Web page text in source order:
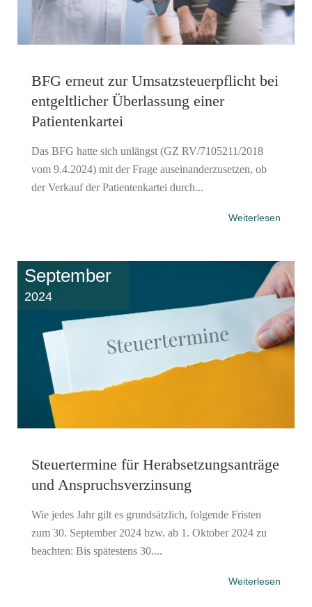
BFG erneut zur Umsatzsteuerpflicht bei
entgeltlicher Überlassung einer
Patientenkartei
Das BFG hatte sich unlängst (GZ RV/7105211/2018
vom 9.4.2024) mit der Frage auseinanderzusetzen, ob
der Verkauf der Patientenkartei durch...
Weiterlesen
September
2024
Steuertermine für Herabsetzungsanträge
und Anspruchsverzinsung
Wie jedes Jahr gilt es grundsätzlich, folgende Fristen
zum 30. September 2024 bzw. ab 1. Oktober 2024 zu
beachten: Bis spätestens 30....
Weiterlesen